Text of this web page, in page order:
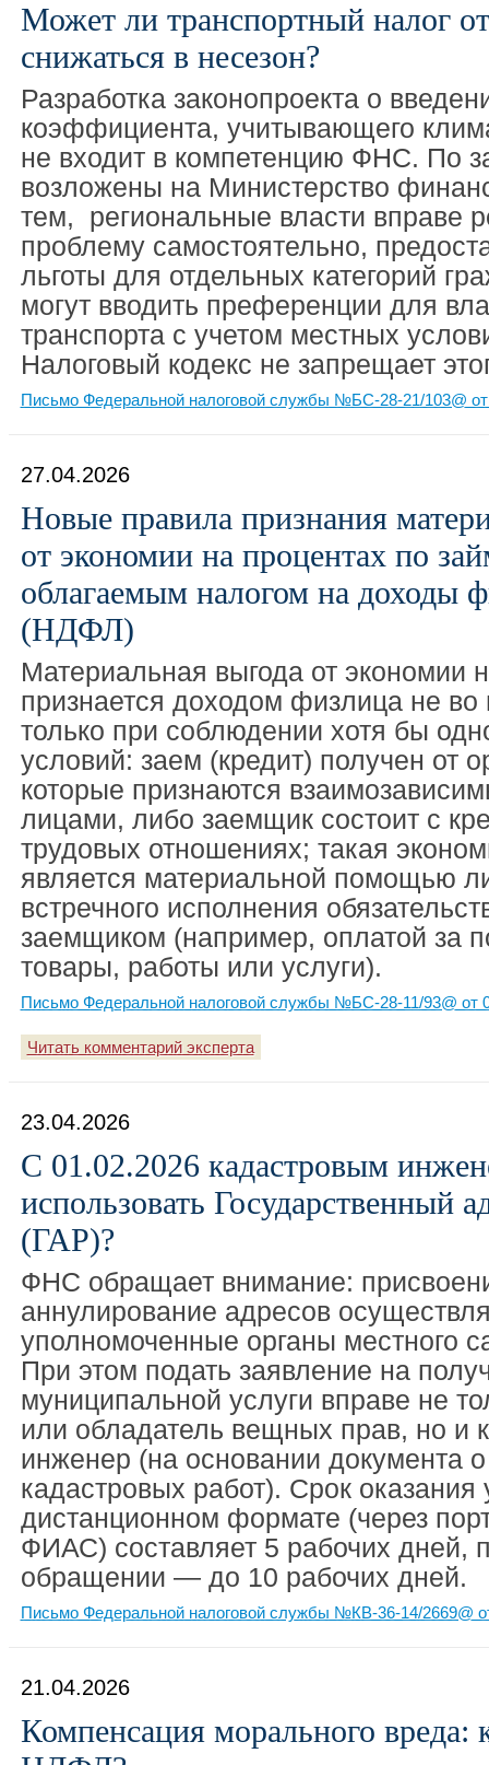
Может ли транспортный налог
снижаться в несезон?
Разработка законопроекта о
коэффициента, учитывающего
не входит в компетенцию ФНС. По
возложены на Министерство
тем, региональные власти вправе
проблему самостоятельно,
льготы для отдельных категорий
могут вводить преференции для
транспорта с учетом местных
Налоговый кодекс не запрещает
Письмо Федеральной налоговой службы №БС-28-21/103@ от
27.04.2026
Новые правила признания
от экономии на процентах по
облагаемым налогом на доходы
(НДФЛ)
Материальная выгода от экономии
признается доходом физлица не во
только при соблюдении хотя бы
условий: заем (кредит) получен от
которые признаются
лицами, либо заемщик состоит с
трудовых отношениях; такая
является материальной помощью
встречного исполнения
заемщиком (например, оплатой за
товары, работы или услуги).
Письмо Федеральной налоговой службы №БС-28-11/93@ от
Читать комментарий эксперта
23.04.2026
С 01.02.2026 кадастровым
использовать Государственный
(ГАР)?
ФНС обращает внимание:
аннулирование адресов
уполномоченные органы местного
При этом подать заявление на
муниципальной услуги вправе не
или обладатель вещных прав, но и
инженер (на основании документа
кадастровых работ). Срок оказания
дистанционном формате (через
ФИАС) составляет 5 рабочих дней,
обращении — до 10 рабочих дней.
Письмо Федеральной налоговой службы №КВ-36-14/2669@
21.04.2026
Компенсация морального вреда: